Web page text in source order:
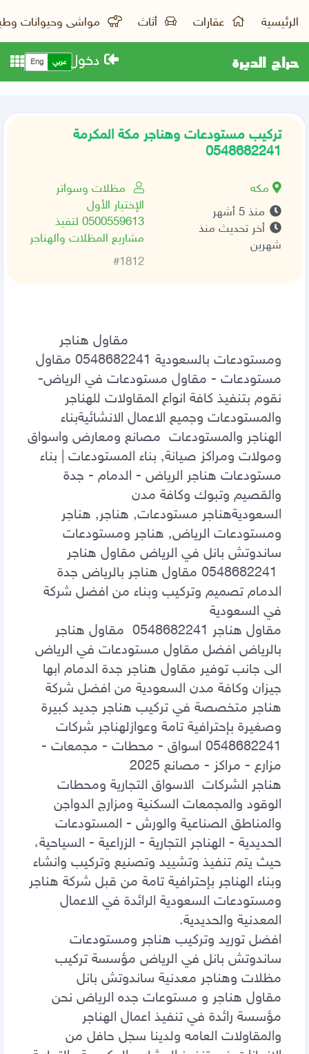
الرئيسية عقارات أثاث مواشى وحيوانات
حراج الديرة دخول عربي Eng
تركيب مستودعات وهناجر مكة المكرمة
0548682241
مكه
منذ 5 أشهر
أخر تحديث منذ
شهرين
مظلات وسواتر
الإختيار الأول
0500559613 لتفيذ
مشاريع المظلات والهناجر
#1812